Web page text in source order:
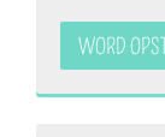
WORD